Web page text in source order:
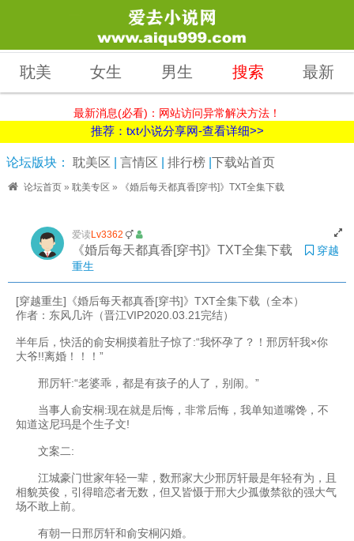
耽美 女生 男生 搜索 最新
最新消息(必看)：网站访问异常解决方法！
推荐：txt小说分享网-查看详细>>
论坛版块： 耽美区 言情区 排行榜 下载站首页
论坛首页 » 耽美专区 » 《婚后每天都真香[穿书]》TXT全集下载
爱读 Lv3362
《婚后每天都真香[穿书]》TXT全集下载
穿越
重生
[穿越重生]《婚后每天都真香[穿书]》TXT全集下载（全本）
作者：东风几许（晋江VIP2020.03.21完结）
半年后，快活的俞安桐摸着肚子惊了:“我怀孕了？！邢厉轩我×你
大爷!!离婚！！！”
邢厉轩:“老婆乖，都是有孩子的人了，别闹。”
当事人俞安桐:现在就是后悔，非常后悔，我单知道嘴馋，不
知道这尼玛是个生子文!
文案二:
江城豪门世家年轻一辈，数邢家大少邢厉轩最是年轻有为，且
相貌英俊，引得暗恋者无数，但又皆慑于邢大少孤傲禁欲的强大气
场不敢上前。
有朝一日邢厉轩和俞安桐闪婚。